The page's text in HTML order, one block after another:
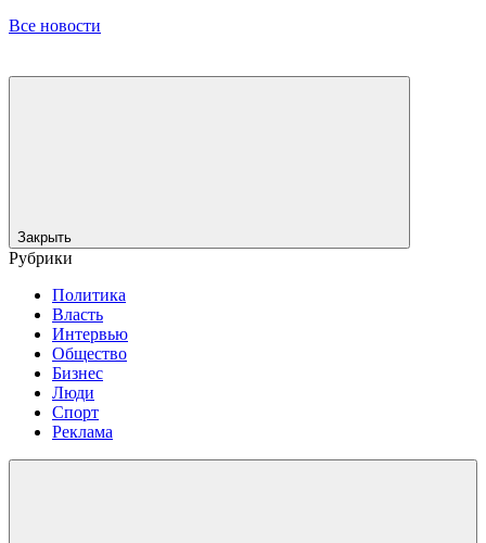
Все новости
Закрыть
Рубрики
Политика
Власть
Интервью
Общество
Бизнес
Люди
Спорт
Реклама